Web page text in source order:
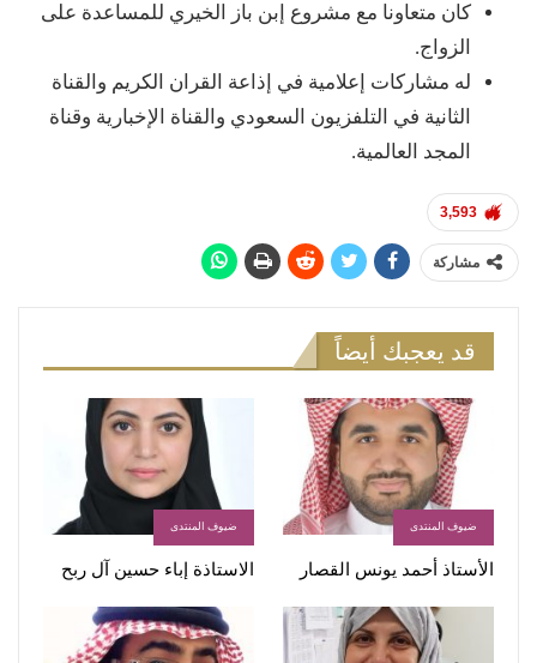
كان متعاونا مع مشروع إبن باز الخيري للمساعدة على
الزواج.
له مشاركات إعلامية في إذاعة القران الكريم والقناة
الثانية في التلفزيون السعودي والقناة الإخبارية وقناة
المجد العالمية.
3,593
مشاركة
قد يعجبك أيضاً
ضيوف المنتدى
الأستاذ أحمد يونس القصار
ضيوف المنتدى
الاستاذة إباء حسين آل ربح